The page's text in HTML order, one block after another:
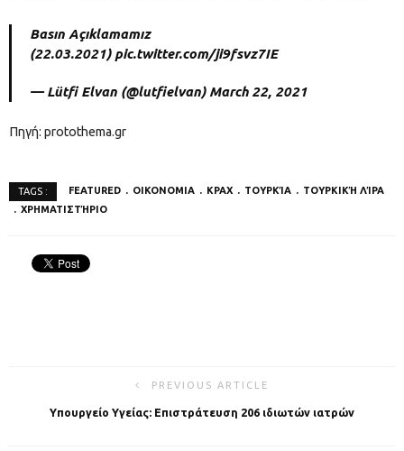
Basın Açıklamamız
(22.03.2021) pic.twitter.com/ji9fsvz7IE
— Lütfi Elvan (@lutfielvan) March 22, 2021
Πηγή: protothema.gr
TAGS : FEATURED OIKONOMIA ΚΡΑΧ ΤΟΥΡΚΊΑ
ΤΟΥΡΚΙΚΉ ΛΊΡΑ
ΧΡΗΜΑΤΙΣΤΉΡΙΟ
PREVIOUS ARTICLE
Υπουργείο Υγείας: Επιστράτευση 206 ιδιωτών ιατρών